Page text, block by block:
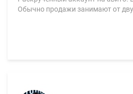
Обычно продажи занимают от